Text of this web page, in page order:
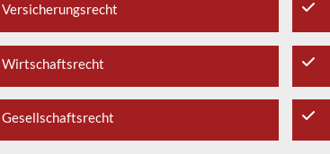
Versicherungsrecht
Wirtschaftsrecht
Gesellschaftsrecht